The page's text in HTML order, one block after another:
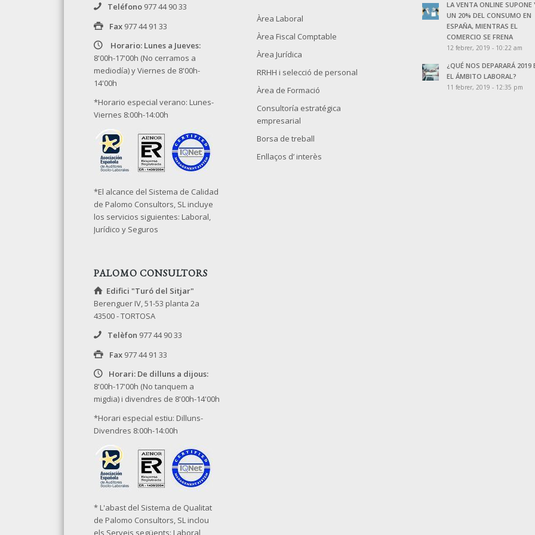
Teléfono977 44 90 33
Fax977 44 91 33
Horario: Lunes a Jueves:
8'00h-17'00h (No cerramos a
mediodía) y Viernes de 8'00h-
14'00h
*Horario especial verano: Lunes-
Viernes 8:00h-14:00h
*El alcance del Sistema de Calidad
de Palomo Consultors, SL incluye
los servicios siguientes: Laboral,
Jurídico y Seguros
PALOMO CONSULTORS
Edifici "Turó del Sitjar"
Berenguer IV, 51-53 planta 2a
43500 - TORTOSA
Telèfon 977 44 90 33
Fax977 44 91 33
Horari: De dilluns a dijous:
8'00h-17'00h (No tanquem a
migdia) i divendres de 8'00h-14'00h
*Horari especial estiu: Dilluns-
Divendres 8:00h-14:00h
* L'abast del Sistema de Qualitat
de Palomo Consultors, SL inclou
els Serveis següents: Laboral,
Àrea Laboral
Àrea Fiscal Comptable
Àrea Jurídica
RRHH i selecció de personal
Àrea de Formació
Consultoría estratégica
empresarial
Borsa de treball
Enllaços d’ interès
LA VENTA ONLINE SUPONE
UN 20% DEL CONSUMO EN
ESPAÑA, MIENTRAS EL
COMERCIO SE FRENA
12 febrer, 2019 - 10:22 am
¿QUÉ NOS DEPARARÁ 2019
EL ÁMBITO LABORAL?
11 febrer, 2019 - 12:35 pm